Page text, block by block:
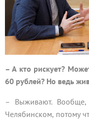
– А кто рискует?
60 рублей? Но ведь
– Выживают.
Челябинском, потому